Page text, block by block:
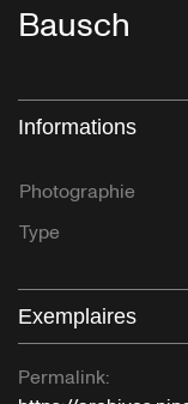
Bausch
Informations
Photographie
Type
Exemplaires
Permalink: